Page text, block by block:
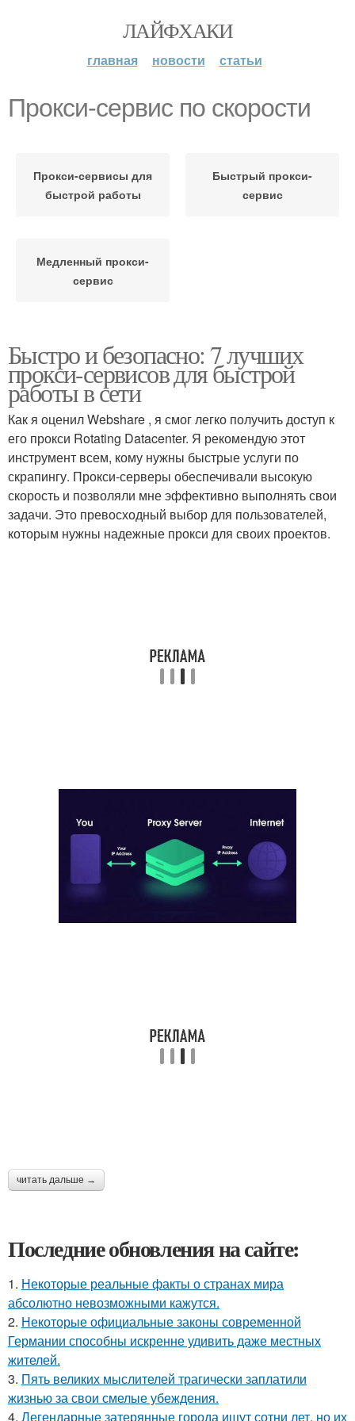
ЛАЙФХАКИ
главная новости статьи
Прокси-сервис по скорости
Прокси-сервисы для
быстрой работы
Быстрый прокси-
сервис
Медленный прокси-
сервис
Быстро и безопасно: 7 лучших
прокси-сервисов для быстрой
работы в сети
Как я оценил Webshare , я смог легко получить доступ к
его прокси Rotating Datacenter. Я рекомендую этот
инструмент всем, кому нужны быстрые услуги по
скрапингу. Прокси-серверы обеспечивали высокую
скорость и позволяли мне эффективно выполнять свои
задачи. Это превосходный выбор для пользователей,
которым нужны надежные прокси для своих проектов.
читать дальше →
Последние обновления на сайте:
1. Некоторые реальные факты о странах мира
абсолютно невозможными кажутся.
2. Некоторые официальные законы современной
Германии способны искренне удивить даже местных
жителей.
3. Пять великих мыслителей трагически заплатили
жизнью за свои смелые убеждения.
4. Легендарные затерянные города ищут сотни лет, но их